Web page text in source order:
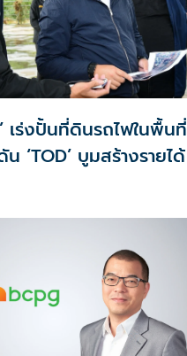
เร่งปั้นที่ดินรถไฟในพื้นที่
‘TOD’ บูมสร้างรายได้